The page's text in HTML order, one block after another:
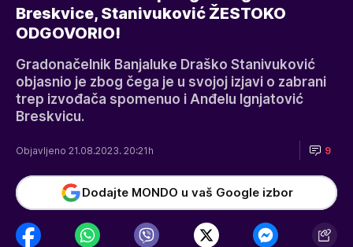
Breskvice, Stanivuković ŽESTOKO
ODGOVORIO!
Gradonačelnik Banjaluke Draško Stanivuković
objasnio je zbog čega je u svojoj izjavi o zabrani
trep izvođača spomenuo i Anđelu Ignjatović
Breskvicu.
Objavljeno 21.08.2023. 20:21h 9
Dodajte MONDO u vaš Google izbor